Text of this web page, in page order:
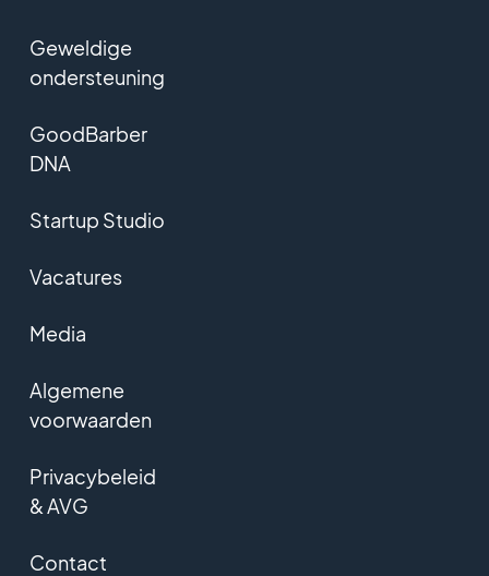
Geweldige
ondersteuning
GoodBarber
DNA
Startup Studio
Vacatures
Media
Algemene
voorwaarden
Privacybeleid
& AVG
Contact